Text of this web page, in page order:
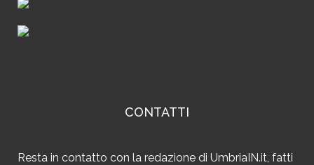
CONTATTI
Resta in contatto con la redazione di UmbriaIN.it, fatti